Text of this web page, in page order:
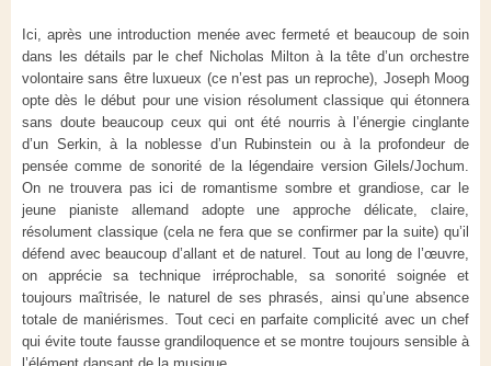
Ici, après une introduction menée avec fermeté et beaucoup de soin
dans les détails par le chef Nicholas Milton à la tête d’un orchestre
volontaire sans être luxueux (ce n’est pas un reproche), Joseph Moog
opte dès le début pour une vision résolument classique qui étonnera
sans doute beaucoup ceux qui ont été nourris à l’énergie cinglante
d’un Serkin, à la noblesse d’un Rubinstein ou à la profondeur de
pensée comme de sonorité de la légendaire version Gilels/Jochum.
On ne trouvera pas ici de romantisme sombre et grandiose, car le
jeune pianiste allemand adopte une approche délicate, claire,
résolument classique (cela ne fera que se confirmer par la suite) qu’il
défend avec beaucoup d’allant et de naturel. Tout au long de l’œuvre,
on apprécie sa technique irréprochable, sa sonorité soignée et
toujours maîtrisée, le naturel de ses phrasés, ainsi qu’une absence
totale de maniérismes. Tout ceci en parfaite complicité avec un chef
qui évite toute fausse grandiloquence et se montre toujours sensible à